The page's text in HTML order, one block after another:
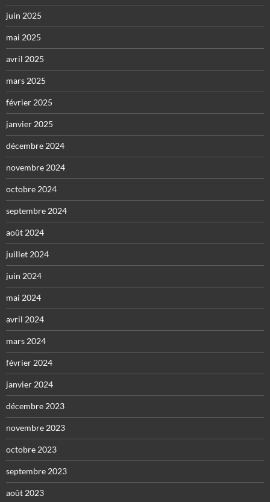
juin 2025
mai 2025
avril 2025
mars 2025
février 2025
janvier 2025
décembre 2024
novembre 2024
octobre 2024
septembre 2024
août 2024
juillet 2024
juin 2024
mai 2024
avril 2024
mars 2024
février 2024
janvier 2024
décembre 2023
novembre 2023
octobre 2023
septembre 2023
août 2023